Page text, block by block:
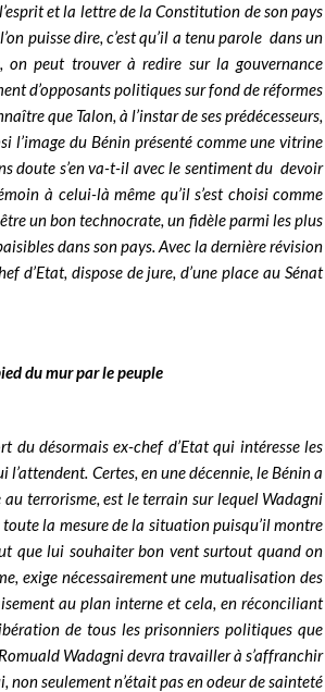
et la lettre de la Constitution de son pays
puisse dire, c’est qu’il a tenu parole dans un
on peut trouver à redire sur la gouvernance
d’opposants politiques sur fond de réformes
que Talon, à l’instar de ses prédécesseurs,
l’image du Bénin présenté comme une vitrine
doute s’en va-t-il avec le sentiment du devoir
à celui-là même qu’il s’est choisi comme
un bon technocrate, un fidèle parmi les plus
dans son pays. Avec la dernière révision
d’Etat, dispose de jure, d’une place au Sénat
du mur par le peuple
du désormais ex-chef d’Etat qui intéresse les
Certes, en une décennie, le Bénin a
terrorisme, est le terrain sur lequel Wadagni
la mesure de la situation puisqu’il montre
que lui souhaiter bon vent surtout quand on
exige nécessairement une mutualisation des
au plan interne et cela, en réconciliant
de tous les prisonniers politiques que
Wadagni devra travailler à s’affranchir
seulement n’était pas en odeur de sainteté